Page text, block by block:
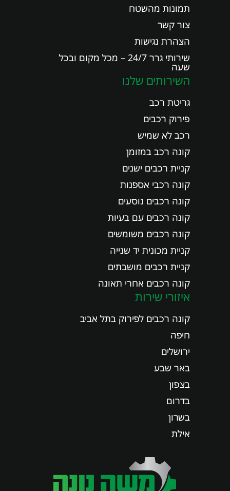
תמונות מהשטח
צור קשר
הצהרת נגישות
שירותי גרר 24/7 – מכל מקום ובכל
שעה
השירותים שלנו
גריטת רכב
פירוק רכבים
רכב לא שמיש
קונה רכב במזומן
קניית רכבים ישנים
קונה רכבי אספנות
קונה רכבים נוסעים
קונה רכבים עם בעיות
קונה רכבים משומשים
קניית מכונית יד שנייה
קניית רכבים מושבתים
קונה רכבים אחרי תאונה
איזורי שירות
קונה רכבים לפירוק בתל אביב
חיפה
ירושלים
באר שבע
בצפון
בדרום
בשרון
אילת